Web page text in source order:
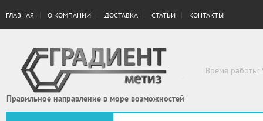
ГЛАВНАЯ О КОМПАНИИ ДОСТАВКА СТАТЬИ КОНТАКТЫ
Правильное направление в море возможностей
Время работы: